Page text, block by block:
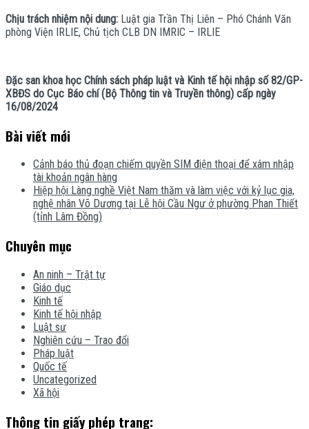
Chịu trách nhiệm nội dung: Luật gia Trần Thị Liên – Phó Chánh Văn
phòng Viện IRLIE, Chủ tịch CLB DN IMRIC – IRLIE
Đặc san khoa học Chính sách pháp luật và Kinh tế hội nhập số 82/GP-
XBĐS do Cục Báo chí (Bộ Thông tin và Truyền thông) cấp ngày
16/08/2024
Bài viết mới
Cảnh báo thủ đoạn chiếm quyền SIM điện thoại để xâm nhập
tài khoản ngân hàng
Hiệp hội Làng nghề Việt Nam thăm và làm việc với kỷ lục gia,
nghệ nhân Võ Dương tại Lễ hội Cầu Ngư ở phường Phan Thiết
(tỉnh Lâm Đồng)
Chuyên mục
An ninh – Trật tự
Giáo dục
Kinh tế
Kinh tế hội nhập
Luật sư
Nghiên cứu – Trao đổi
Pháp luật
Quốc tế
Uncategorized
Xã hội
Thông tin giấy phép trang: